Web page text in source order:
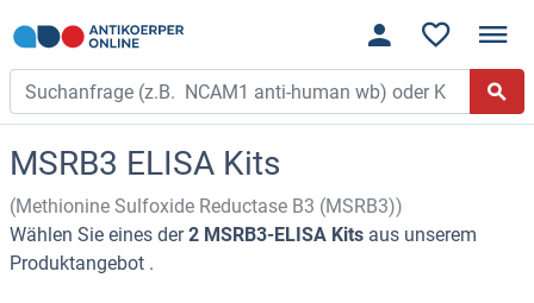
MSRB3 ELISA Kits
(Methionine Sulfoxide Reductase B3 (MSRB3))
Wählen Sie eines der2 MSRB3-ELISA Kits aus unserem
Produktangebot .